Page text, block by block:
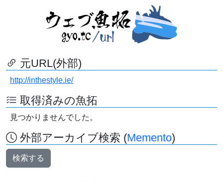
元URL(外部)
http://inthestyle.ie/
取得済みの魚拓
見つかりませんでした。
外部アーカイブ検索 (Memento)
検索する